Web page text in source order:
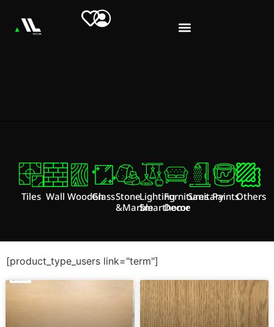
Tiles Wall WoodenGlassStone
&Marble
Lighting
Smarthome
Furnitures
Decor
SanitaryPaintsOthers
[product_type_users link="term"]